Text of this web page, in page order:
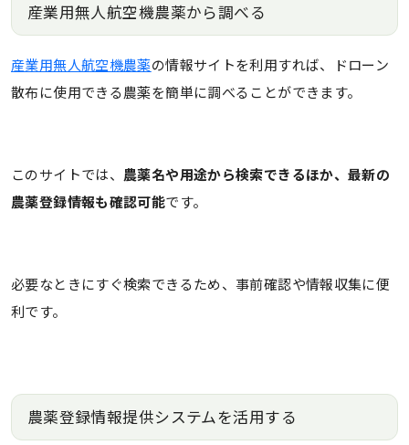
産業用無人航空機農薬から調べる
産業用無人航空機農薬の情報サイトを利用すれば、ドローン
散布に使用できる農薬を簡単に調べることができます。
このサイトでは、 農薬名や用途から検索できるほか、最新の
農薬登録情報も確認可能です。
必要なときにすぐ検索できるため、事前確認や情報収集に便
利です。
農薬登録情報提供システムを活用する